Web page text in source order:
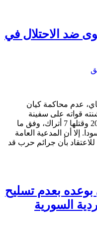
ضد الاحتلال في
عدم محاكمة كيان
قواته على سفينة
“مرمرة” لفك الحصار عن غزة عام 2010 وقتلها 7 أتراك، وفق ما
إلا أن المدعية العامة
بأن جرائم حرب قد
بعدم تسليح
السورية